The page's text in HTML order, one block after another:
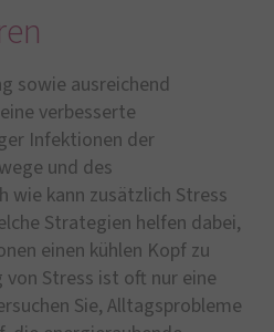
sowie ausreichend
verbesserte
Infektionen der
und des
wie kann zusätzlich Stress
Strategien helfen dabei,
einen kühlen Kopf zu
von Stress ist oft nur eine
Sie, Alltagsprobleme